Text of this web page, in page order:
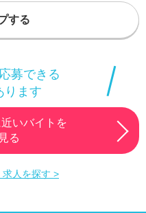
する
募できる
ります
いバイトを
る
人を探す >